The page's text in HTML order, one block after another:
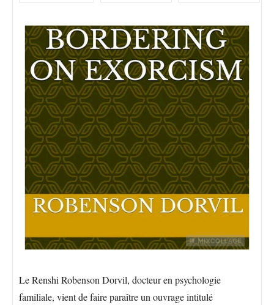
Le Renshi Robenson Dorvil, docteur en psychologie
familiale, vient de faire paraître un ouvrage intitulé